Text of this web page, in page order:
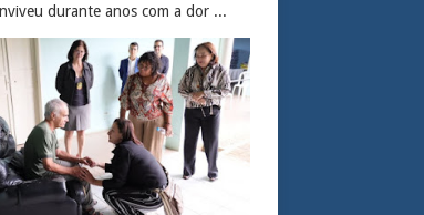
durante anos com a dor ...